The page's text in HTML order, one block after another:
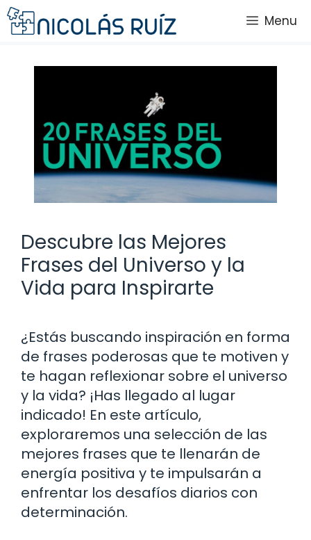
Saltar
al
Menu
Descubre las Mejores
Frases del Universo y la
Vida para Inspirarte
¿Estás buscando inspiración en forma
de frases poderosas que te motiven y
te hagan reflexionar sobre el universo
y la vida? ¡Has llegado al lugar
indicado! En este artículo,
exploraremos una selección de las
mejores frases que te llenarán de
energía positiva y te impulsarán a
enfrentar los desafíos diarios con
determinación.